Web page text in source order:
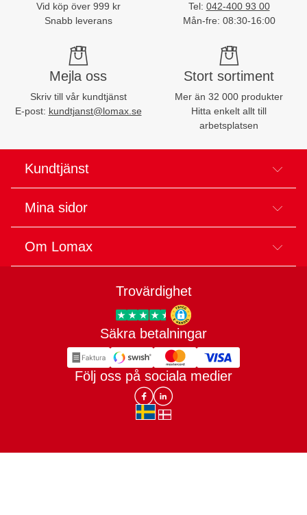
Vid köp över 999 kr
Snabb leverans
Tel: 042-400 93 00
Mån-fre: 08:30-16:00
Mejla oss
Skriv till vår kundtjänst
E-post: kundtjanst@lomax.se
Stort sortiment
Mer än 32 000 produkter
Hitta enkelt allt till
arbetsplatsen
Kundtjänst
Mina sidor
Om Lomax
Trovärdighet
Trygg E-handel
Säkra betalningar
Följ oss på sociala medier
Lomax DK Facebook
Lomax SE LinkIn
sv-SEda-DK